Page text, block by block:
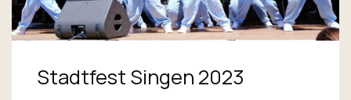
Stadtfest Singen 2023